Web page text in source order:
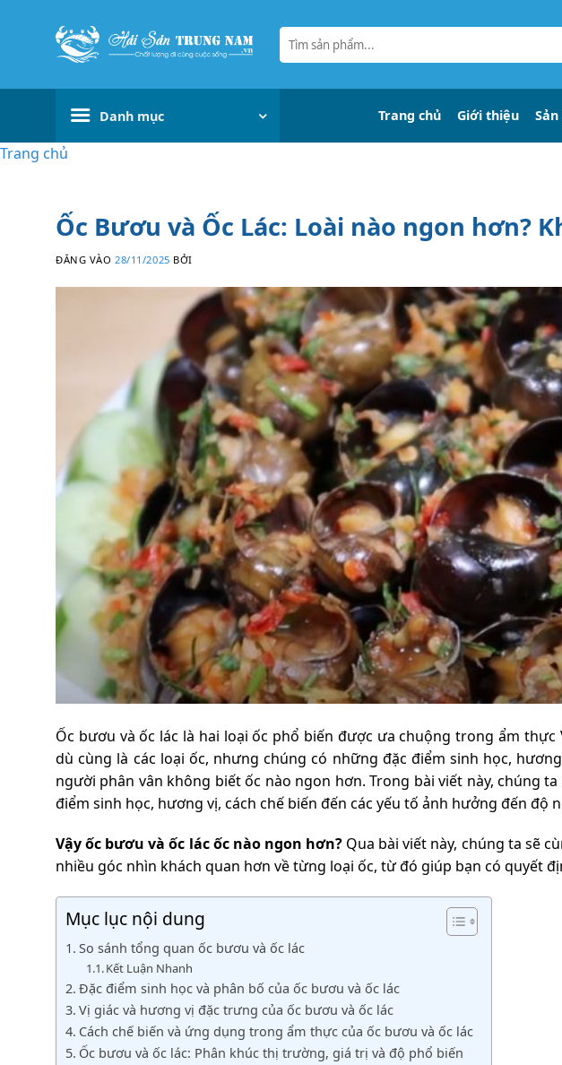
Tìm
kiếm:
Danh mục Trang chủ Giới thiệu
Trang chủ
Ốc Bươu và Ốc Lác: Loài nào ngon hơn?
ĐĂNG VÀO28/11/2025 BỞI
Ốc bươu và ốc lác là hai loại ốc phổ biến được ưa chuộng trong ẩm
dù cùng là các loại ốc, nhưng chúng có những đặc điểm sinh học,
người phân vân không biết ốc nào ngon hơn. Trong bài viết này, chúng
điểm sinh học, hương vị, cách chế biến đến các yếu tố ảnh hưởng đến độ
Vậy ốc bươu và ốc lác ốc nào ngon hơn? Qua bài viết này, chúng ta sẽ
nhiều góc nhìn khách quan hơn về từng loại ốc, từ đó giúp bạn có quyết
Mục lục nội dung
So sánh tổng quan ốc bươu và ốc lác
Kết Luận Nhanh
Đặc điểm sinh học và phân bố của ốc bươu và ốc lác
Vị giác và hương vị đặc trưng của ốc bươu và ốc lác
Cách chế biến và ứng dụng trong ẩm thực của ốc bươu và ốc lác
Ốc bươu và ốc lác: Phân khúc thị trường, giá trị và độ phổ biến